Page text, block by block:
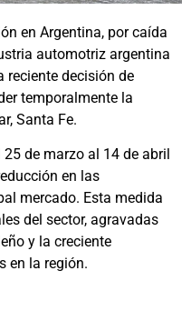
en Argentina, por caída
automotriz argentina
reciente decisión de
temporalmente la
Santa Fe.
de marzo al 14 de abril
en las
mercado. Esta medida
del sector, agravadas
y la creciente
en la región.